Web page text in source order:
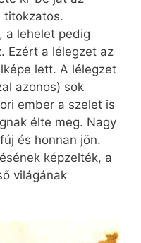
titokzatos.
a lehelet pedig
Ezért a lélegzet az
lett. A lélegzet
azonos) sok
ember a szelet is
élte meg. Nagy
és honnan jön.
képzelték, a
világának